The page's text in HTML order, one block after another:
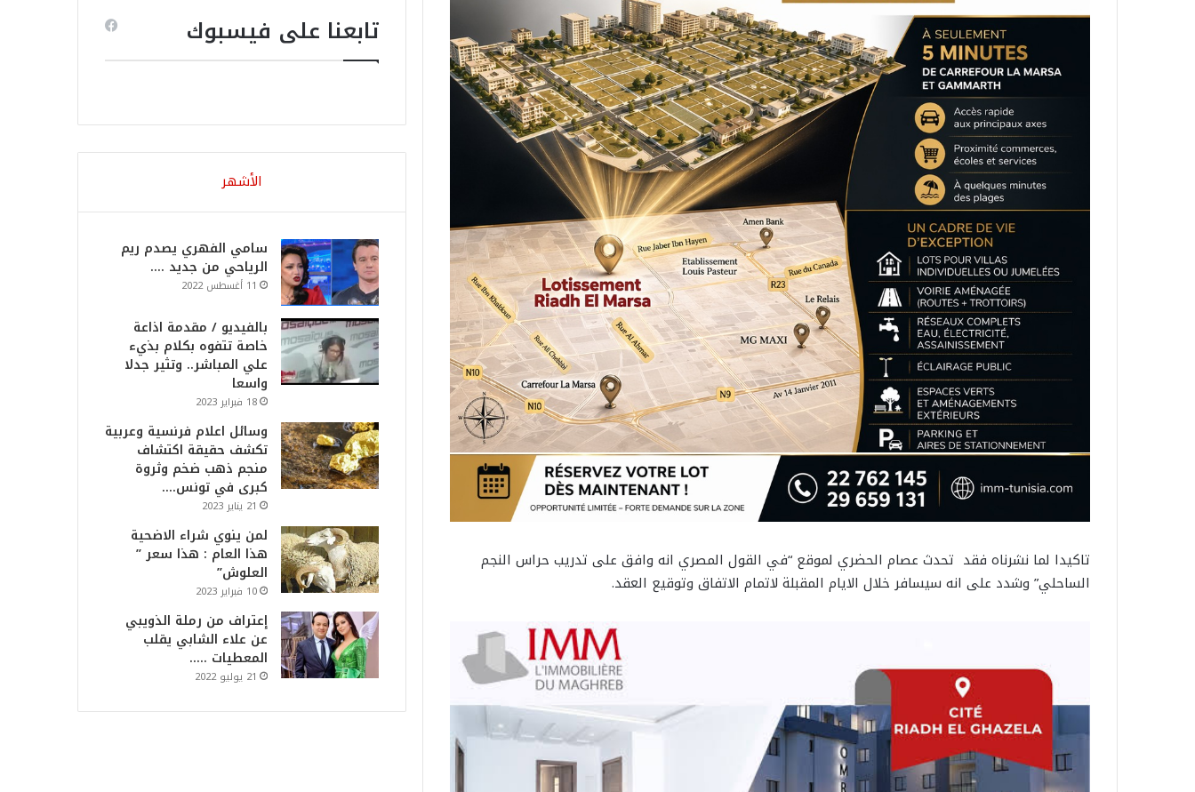
تاكيدا لما نشرناه فقد تحدث عصام الحضري لموقع “في القول المصري انه وافق على تدريب حراس النجم
الساحلي” وشدد على انه سيسافر خلال الايام المقبلة لاتمام الاتفاق وتوقيع العقد.
تابعنا على فيسبوك
الأشهر
سامي الفهري يصدم ريم
الرياحي من جديد ….
11 أغسطس 2022
بالفيديو / مقدمة اذاعة
خاصة تتفوه بكلام بذيء
علي المباشر.. وتثير جدلا
واسعا
18 فبراير 2023
وسائل اعلام فرنسية وعربية
تكشف حقيقة اكتشاف
منجم ذهب ضخم وثروة
كبرى في تونس….
21 يناير 2023
لمن ينوي شراء الاضحية
هذا العام : هذا سعر ”
العلوش”
10 فبراير 2023
إعتراف من رملة الذويبي
عن علاء الشابي يقلب
المعطيات …..
21 يوليو 2022